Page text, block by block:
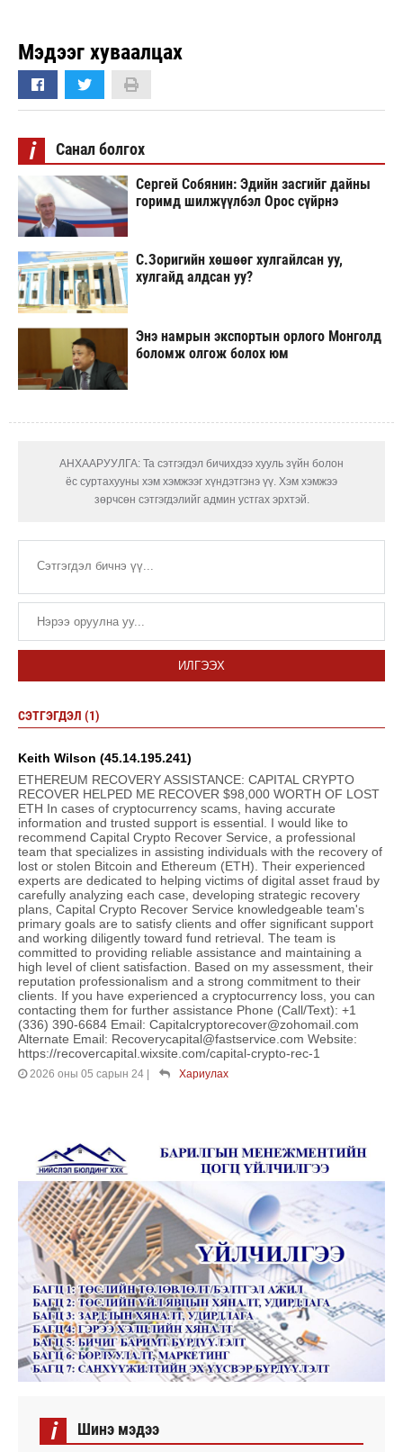
Мэдээг хуваалцах
i Санал болгох
Сергей Собянин: Эдийн засгийг дайны
горимд шилжүүлбэл Орос сүйрнэ
С.Зоригийн хөшөөг хулгайлсан уу,
хулгайд алдсан уу?
Энэ намрын экспортын орлого Монголд
боломж олгож болох юм
АНХААРУУЛГА: Та сэтгэгдэл бичихдээ хууль зүйн болон
ёс суртахууны хэм хэмжээг хүндэтгэнэ үү. Хэм хэмжээ
зөрчсөн сэтгэгдэлийг админ устгах эрхтэй.
ИЛГЭЭХ
СЭТГЭГДЭЛ (1)
Keith Wilson (45.14.195.241)
ETHEREUM RECOVERY ASSISTANCE: CAPITAL CRYPTO
RECOVER HELPED ME RECOVER $98,000 WORTH OF LOST
ETH In cases of cryptocurrency scams, having accurate
information and trusted support is essential. I would like to
recommend Capital Crypto Recover Service, a professional
team that specializes in assisting individuals with the recovery of
lost or stolen Bitcoin and Ethereum (ETH). Their experienced
experts are dedicated to helping victims of digital asset fraud by
carefully analyzing each case, developing strategic recovery
plans, Capital Crypto Recover Service knowledgeable team's
primary goals are to satisfy clients and offer significant support
and working diligently toward fund retrieval. The team is
committed to providing reliable assistance and maintaining a
high level of client satisfaction. Based on my assessment, their
reputation professionalism and a strong commitment to their
clients. If you have experienced a cryptocurrency loss, you can
contacting them for further assistance Phone (Call/Text): +1
(336) 390-6684 Email: Capitalcryptorecover@zohomail.com
Alternate Email: Recoverycapital@fastservice.com Website:
https://recovercapital.wixsite.com/capital-crypto-rec-1
2026 оны 05 сарын 24 Хариулах
i Шинэ мэдээ